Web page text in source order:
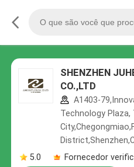
SHENZHEN
CO.,LTD
A1403-
Technology Plaza,
5.0
Fornecedor